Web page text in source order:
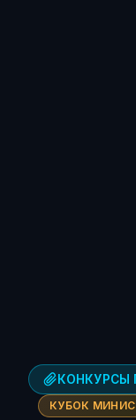
КОНКУРСЫ
КУБОК